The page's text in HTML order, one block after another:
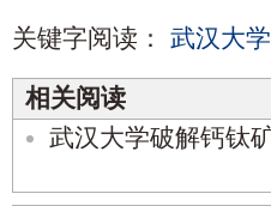
关键字阅读： 武汉大学
相关阅读
武汉大学破解钙钛